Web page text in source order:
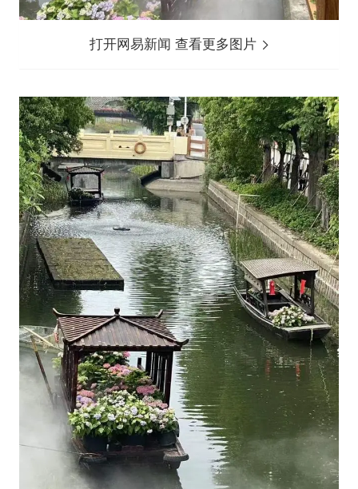
打开网易新闻 查看更多图片